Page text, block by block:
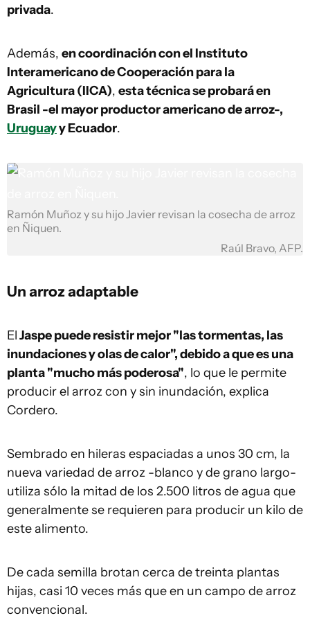
privada.
Además, en coordinación con el Instituto
Interamericano de Cooperación para la
Agricultura (IICA), esta técnica se probará en
Brasil -el mayor productor americano de arroz-,
Uruguayy Ecuador.
Ramón Muñoz y su hijo Javier revisan la cosecha de arroz
en Ñiquen.
Raúl Bravo, AFP.
Un arroz adaptable
ElJaspe puede resistir mejor "las tormentas, las
inundaciones y olas de calor", debido a que es una
planta "mucho más poderosa", lo que le permite
producir el arroz con y sin inundación, explica
Cordero.
Sembrado en hileras espaciadas a unos 30 cm, la
nueva variedad de arroz -blanco y de grano largo-
utiliza sólo la mitad de los 2.500 litros de agua que
generalmente se requieren para producir un kilo de
este alimento.
De cada semilla brotan cerca de treinta plantas
hijas, casi 10 veces más que en un campo de arroz
convencional.